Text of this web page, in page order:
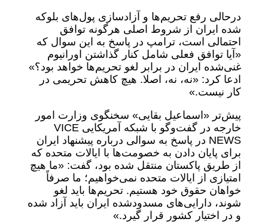
درحالی رفع تحریم‌ها و آزادسازی پول‌های بلوکه
شده ایران از شروط اصلی هرگونه توافق
احتمالی است، ترامپ در پاسخ به این سوال که
«آیا توافق فعلی شامل کنار گذاشتن اورانیوم
غنی‌شده ایران در برابر لغو تحریم‌ها خواهد بود؟»
ادعا کرد: «نه، نه، اصلا. هیچ کاهش تحریمی در
کار نیست.»
پیش‌تر «اسماعیل بقایی» سخنگوی وزارت امور
خارجه در گفت‌وگو با شبکه آمریکایی VICE
NEWS در پاسخ به سوالی درباره پیشنهاد ایران
برای پایان دادن به خصومت‌ها با ایالات متحده که
از طریق پاکستان منتقل شده بود، گفت: «ما هیچ
امتیازی از ایالات متحده نمی‌خواهیم؛ ما صرفاً
خواهان حقوق خود هستیم. تحریم‌ها باید لغو
شوند، دارایی‌های مسدودشده ایران باید آزاد شده
و در اختیار کشور قرار گیرد.»